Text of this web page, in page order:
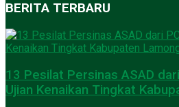
BERITA TERBARU
13 Pesilat Persinas ASAD
Ujian Kenaikan Tingkat